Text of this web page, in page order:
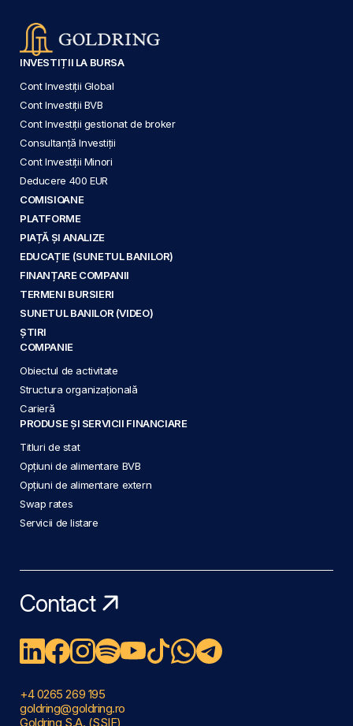
INVESTIȚII LA BURSA
Cont Investiții Global
Cont Investiții BVB
Cont Investiții gestionat de broker
Consultanță Investiții
Cont Investiții Minori
Deducere 400 EUR
COMISIOANE
PLATFORME
PIAȚĂ ȘI ANALIZE
EDUCAȚIE (SUNETUL BANILOR)
FINANȚARE COMPANII
TERMENI BURSIERI
SUNETUL BANILOR (VIDEO)
ȘTIRI
COMPANIE
Obiectul de activitate
Structura organizațională
Carieră
PRODUSE ȘI SERVICII FINANCIARE
Titluri de stat
Opțiuni de alimentare BVB
Opțiuni de alimentare extern
Swap rates
Servicii de listare
Contact
+4 0265 269 195
goldring@goldring.ro
Goldring S.A. (SSIF)